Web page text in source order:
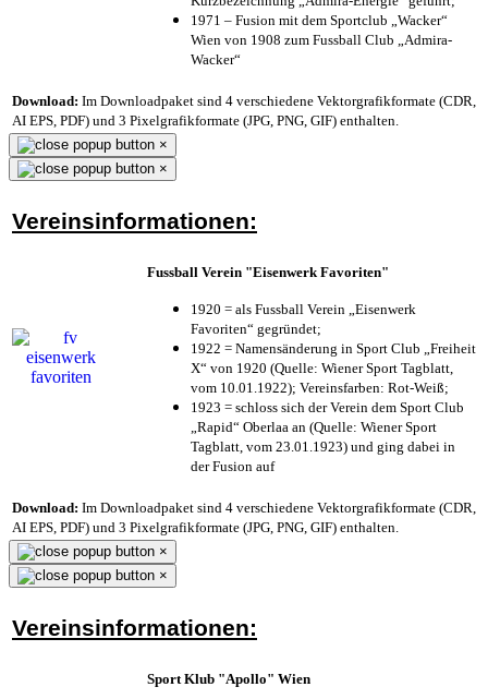
1971 – Fusion mit dem Sportclub „Wacker“
Wien von 1908 zum Fussball Club „Admira-
Wacker“
Download: Im Downloadpaket sind 4 verschiedene Vektorgrafikformate (CDR,
AI EPS, PDF) und 3 Pixelgrafikformate (JPG, PNG, GIF) enthalten.
×
×
Vereinsinformationen:
Fussball Verein "Eisenwerk Favoriten"
1920 = als Fussball Verein „Eisenwerk
Favoriten“ gegründet;
1922 = Namensänderung in Sport Club „Freiheit
X“ von 1920 (Quelle: Wiener Sport Tagblatt,
vom 10.01.1922); Vereinsfarben: Rot-Weiß;
1923 = schloss sich der Verein dem Sport Club
„Rapid“ Oberlaa an (Quelle: Wiener Sport
Tagblatt, vom 23.01.1923) und ging dabei in
der Fusion auf
Download: Im Downloadpaket sind 4 verschiedene Vektorgrafikformate (CDR,
AI EPS, PDF) und 3 Pixelgrafikformate (JPG, PNG, GIF) enthalten.
×
×
Vereinsinformationen:
Sport Klub "Apollo" Wien